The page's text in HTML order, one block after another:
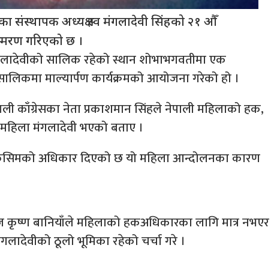
संस्थापक अध्यक्ष स्व मंगलादेवी सिंहको २१ औँ
गरिएको छ ।
सालिक रहेको स्थान शोभाभगवतीमा एक
माल्यार्पण कार्यक्रमको आयोजना गरेको हो ।
काँग्रेसका नेता प्रकाशमान सिंहले नेपाली महिलाको हक,
मंगलादेवी भएको बताए ।
अधिकार दिएको छ यो महिला आन्दोलनका कारण
बानियाँले महिलाको हकअधिकारका लागि मात्र नभएर
ठूलो भूमिका रहेको चर्चा गरे ।